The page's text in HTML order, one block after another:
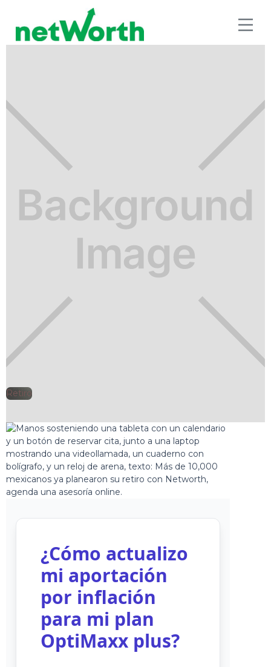
RETIRO
Retiro
¿Cómo actualizo
mi aportación
por inflación
para mi plan
OptiMaxx plus?